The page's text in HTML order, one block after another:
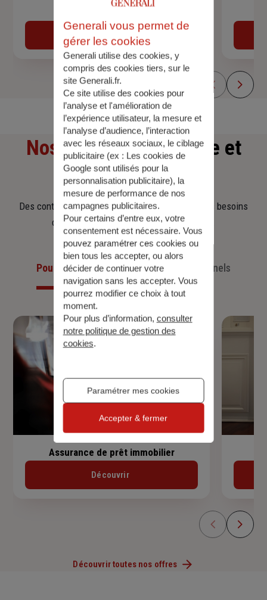
Obtenir une estimation
Nos offresd'assurance et
d'épargne
Des contrats clairs et flexibles pour sécuriser vos besoins
d’aujourd’hui et anticiper ceux de demain.
Pour les particuliersPour les professionnels
Assurance de prêt immobilier
Découvrir
Découvrir toutes nos offres
Generali vous permet de
gérer les cookies
Generali utilise des cookies, y
compris des cookies tiers, sur le
site Generali.fr.
Ce site utilise des cookies pour
l’analyse et l'amélioration de
l’expérience utilisateur, la mesure et
l’analyse d’audience, l’interaction
avec les réseaux sociaux, le ciblage
publicitaire (ex : Les cookies de
Google sont utilisés pour la
personnalisation publicitaire), la
mesure de performance de nos
campagnes publicitaires.
Pour certains d’entre eux, votre
consentement est nécessaire. Vous
pouvez paramétrer ces cookies ou
bien tous les accepter, ou alors
décider de continuer votre
navigation sans les accepter. Vous
pourrez modifier ce choix à tout
moment.
Pour plus d’information, consulter
notre politique de gestion des
cookies.
Paramétrer mes cookies
Accepter & fermer